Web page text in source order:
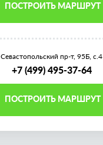
ПОСТРОИТЬ МАРШРУТ
Севастопольский пр-т, 95Б, с.4
+7 (499) 495-37-64
ПОСТРОИТЬ МАРШРУТ